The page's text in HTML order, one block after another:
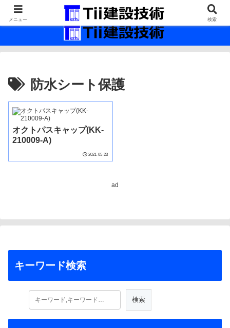
最新の建設技術の情報インフラ。
防水シート保護
オクトパスキャップ(KK-
210009-A)
2021-05-23
ad
キーワード検索
メニュー 検索